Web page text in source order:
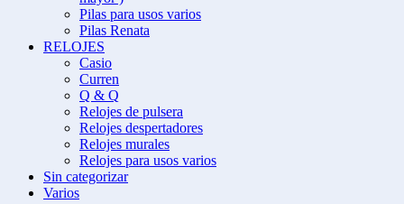
Pilas para usos varios
Pilas Renata
RELOJES
Casio
Curren
Q & Q
Relojes de pulsera
Relojes despertadores
Relojes murales
Relojes para usos varios
Sin categorizar
Varios